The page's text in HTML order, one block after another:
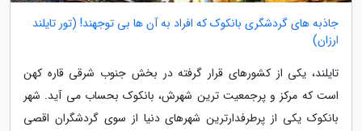
جاذبه های گردشگری بانکوک که افراد به آن ها بی توجهند! (تور تایلند
ارزان)
تایلند، یکی از کشورهای قرار گرفته در بخش جنوب شرقی قاره کهن
است که مرکز و پرجمعیت ترین شهرش، بانکوک بحساب می آید. شهر
بانکوک یکی از پرطرفدارترین شهرهای دنیا از سوی گردشگران اقصی